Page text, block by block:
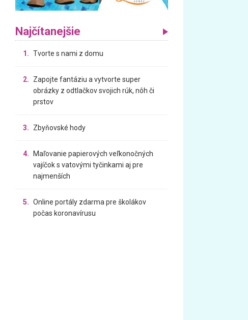
Najčítanejšie
1. Tvorte s nami z domu
2.
Zapojte fantáziu a vytvorte super
obrázky z odtlačkov svojich rúk, nôh či
prstov
3. Zbyňovské hody
4.
Maľovanie papierových veľkonočných
vajíčok s vatovými tyčinkami aj pre
najmenších
5. Online portály zdarma pre školákov
počas koronavírusu